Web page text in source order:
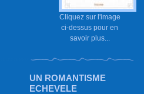
Cliquez sur l'image
ci-dessus pour en
savoir plus...
UN ROMANTISME
ECHEVELE